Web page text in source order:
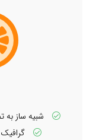
شبیه ساز به